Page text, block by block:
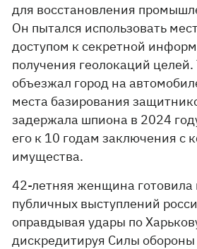
для восстановления
Он пытался использовать
доступом к секретной
получения геолокаций
объезжал город на
места базирования
задержала шпиона в 2024
его к 10 годам заключения с
имущества.
42-летняя женщина готовила
публичных выступлений
оправдывая удары по
дискредитируя Силы